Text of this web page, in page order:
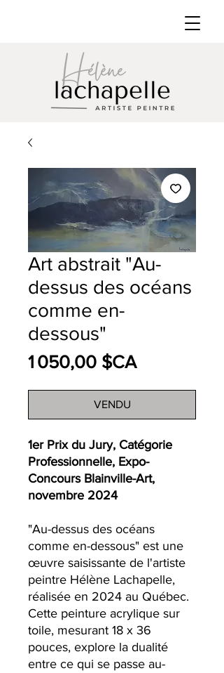
Art abstrait "Au-
dessus des océans
comme en-
dessous"
1 050,00 $CAPrix
VENDU
1er Prix du Jury, Catégorie
Professionnelle, Expo-
Concours Blainville-Art,
novembre 2024
"Au-dessus des océans
comme en-dessous" est une
œuvre saisissante de l'artiste
peintre Hélène Lachapelle,
réalisée en 2024 au Québec.
Cette peinture acrylique sur
toile, mesurant 18 x 36
pouces, explore la dualité
entre ce qui se passe au-